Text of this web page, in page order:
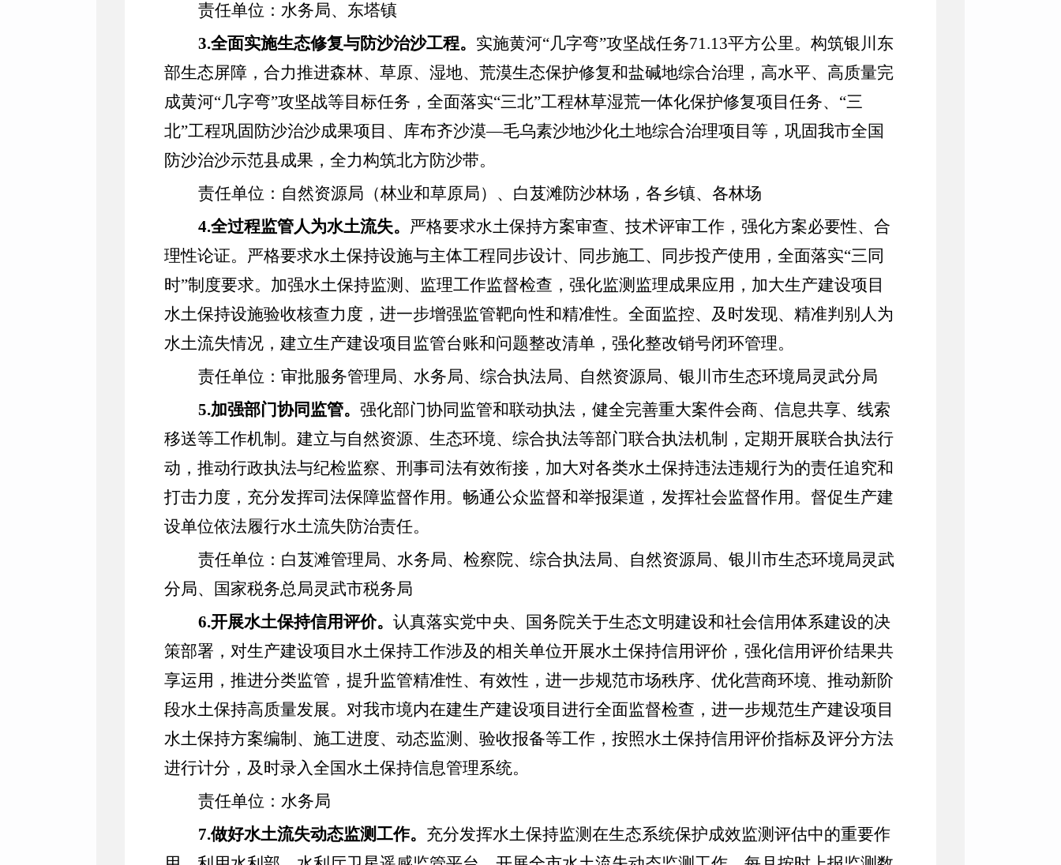
责任单位：水务局、东塔镇
3.全面实施生态修复与防沙治沙工程。 实施黄河“几字弯”攻坚战任务71.13平方公里。 构筑银川东
部生态屏障 ， 合力推进森林、草原、湿地、荒漠生态保护修复和盐碱地综合治理 ， 高水平、高质量完
成黄河“几字弯”攻坚战等目标任务 ， 全面落实“三北”工程林草湿荒一体化保护修复项目任务、“三
北”工程巩固防沙治沙成果项目、库布齐沙漠—毛乌素沙地沙化土地综合治理项目等 ， 巩固我市全国
防沙治沙示范县成果 ， 全力构筑北方防沙带。
责任单位：自然资源局（林业和草原局）、白芨滩防沙林场，各乡镇、各林场
4.全过程监管人为水土流失。 严格要求水土保持方案审查、技术评审工作，强化方案必要性、合
理性论证。严格要求水土保持设施与主体工程同步设计、同步施工、同步投产使用，全面落实“三同
时”制度要求。加强水土保持监测、监理工作监督检查，强化监测监理成果应用，加大生产建设项目
水土保持设施验收核查力度，进一步增强监管靶向性和精准性。全面监控、及时发现、精准判别人为
水土流失情况，建立生产建设项目监管台账和问题整改清单，强化整改销号闭环管理。
责任单位：审批服务管理局、水务局、综合执法局、自然资源局、银川市生态环境局灵武分局
5.加强部门协同监管。 强化部门协同监管和联动执法，健全完善重大案件会商、信息共享、线索
移送等工作机制。建立与自然资源、生态环境、综合执法等部门联合执法机制，定期开展联合执法行
动 ， 推动行政执法与纪检监察、刑事司法有效衔接 ， 加大对各类水土保持违法违规行为的责任追究和
打击力度，充分发挥司法保障监督作用。畅通公众监督和举报渠道，发挥社会监督作用。督促生产建
设单位依法履行水土流失防治责任。
责任单位：白芨滩管理局、水务局、检察院、综合执法局、自然资源局、银川市生态环境局灵武
分局、国家税务总局灵武市税务局
6.开展水土保持信用评价。 认真落实党中央、国务院关于生态文明建设和社会信用体系建设的决
策部署，对生产建设项目水土保持工作涉及的相关单位开展水土保持信用评价，强化信用评价结果共
享运用，推进分类监管，提升监管精准性、有效性，进一步规范市场秩序、优化营商环境、推动新阶
段水土保持高质量发展。对我市境内在建生产建设项目进行全面监督检查，进一步规范生产建设项目
水土保持方案编制、施工进度、动态监测、验收报备等工作，按照水土保持信用评价指标及评分方法
进行计分，及时录入全国水土保持信息管理系统。
责任单位：水务局
7.做好水土流失动态监测工作。 充分发挥水土保持监测在生态系统保护成效监测评估中的重要作